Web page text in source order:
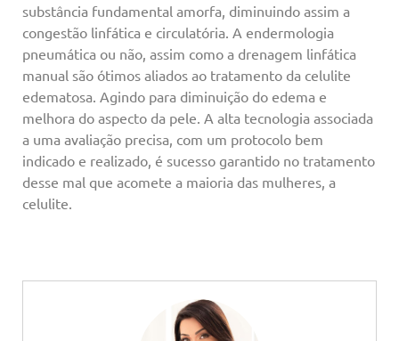
substância fundamental amorfa, diminuindo assim a
congestão linfática e circulatória. A endermologia
pneumática ou não, assim como a drenagem linfática
manual são ótimos aliados ao tratamento da celulite
edematosa. Agindo para diminuição do edema e
melhora do aspecto da pele. A alta tecnologia associada
a uma avaliação precisa, com um protocolo bem
indicado e realizado, é sucesso garantido no tratamento
desse mal que acomete a maioria das mulheres, a
celulite.